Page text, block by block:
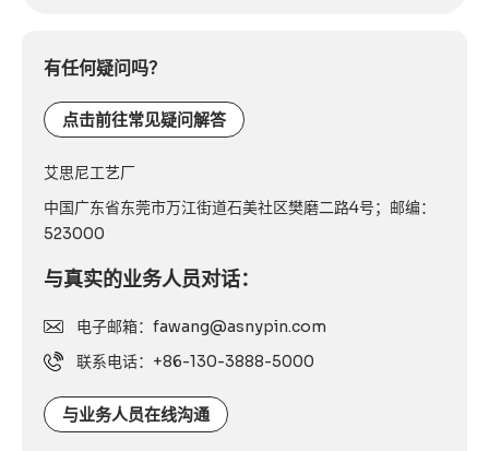
电
有任何疑问吗？
点击前往常见疑问解答
艾思尼工艺厂
中国广东省东莞市万江街道石美社区樊磨二路4号；邮编：
523000
与真实的业务人员对话：
电子邮箱：fawang@asnypin.com
联系电话：+86-130-3888-5000
与业务人员在线沟通